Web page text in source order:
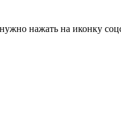
нажать на иконку